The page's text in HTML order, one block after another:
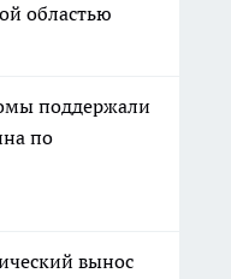
областью
поддержали
по
вынос